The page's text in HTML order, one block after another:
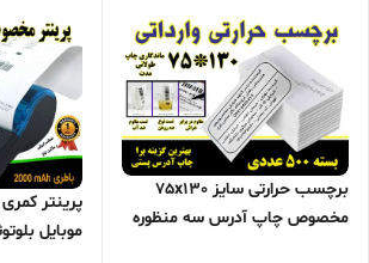
برچسب حرارتی سایز 75x130
مخصوص چاپ آدرس سه منظوره
پرینتر
موبایل